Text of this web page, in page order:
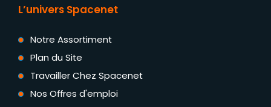
L’univers Spacenet
Notre Assortiment
Plan du Site
Travailler Chez Spacenet
Nos Offres d'emploi